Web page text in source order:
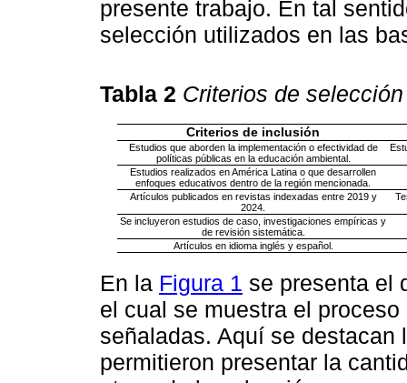
presente trabajo. En tal
selección utilizados en las
Tabla 2 Criterios de
Criterios de inclusión
Estudios que aborden la implementación o efectividad de
políticas públicas en la educación ambiental.
Estudios realizados en América Latina o que desarrollen
enfoques educativos dentro de la región mencionada.
Artículos publicados en revistas indexadas entre 2019 y
2024.
Se incluyeron estudios de caso, investigaciones empíricas y
de revisión sistemática.
Artículos en idioma inglés y español.
En la Figura 1 se presenta el
el cual se muestra el
señaladas. Aquí se
permitieron presentar la